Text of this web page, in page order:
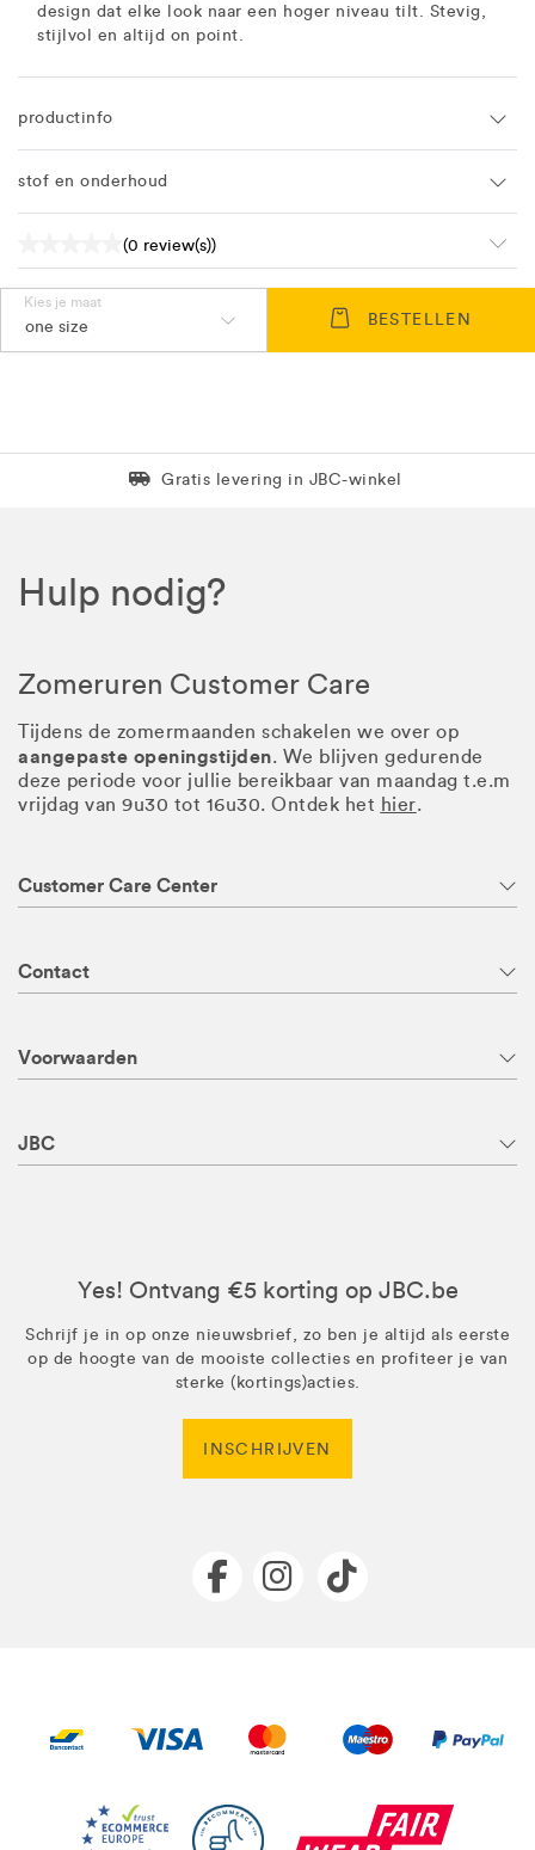
design dat elke look naar een hoger niveau tilt. Stevig,
stijlvol en altijd on point.
productinfo
stof en onderhoud
(0 review(s))
Kies je maat
one size BESTELLEN
Levering in 1 pakket
Gratis levering in JBC-winkel
Hulp nodig?
Zomeruren Customer Care
Tijdens de zomermaanden schakelen we over op
aangepaste openingstijden. We blijven gedurende
deze periode voor jullie bereikbaar van maandag t.e.m
vrijdag van 9u30 tot 16u30. Ontdek het hier.
Customer Care Center
Contact
Voorwaarden
JBC
Yes! Ontvang €5 korting op JBC.be
Schrijf je in op onze nieuwsbrief, zo ben je altijd als eerste
op de hoogte van de mooiste collecties en profiteer je van
sterke (kortings)acties.
INSCHRIJVEN